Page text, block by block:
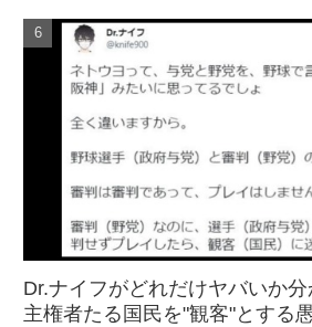
Dr.ナイフがどれだけヤバいか分
主権者たる国民を"観客"とする